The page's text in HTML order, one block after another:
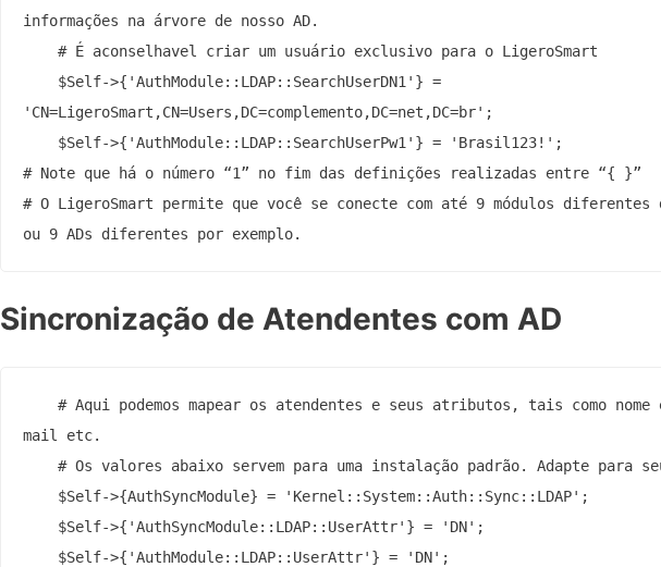
informações na árvore de nosso AD.
# É aconselhavel criar um usuário exclusivo para o LigeroSmart
$Self->{'AuthModule::LDAP::SearchUserDN1'} =
'CN=LigeroSmart,CN=Users,DC=complemento,DC=net,DC=br';
$Self->{'AuthModule::LDAP::SearchUserPw1'} = 'Brasil123!';
# Note que há o número “1” no fim das definições realizadas entre “{ }”
# O LigeroSmart permite que você se conecte com até 9 módulos diferentes
ou 9 ADs diferentes por exemplo.
Sincronização de Atendentes com AD
# Aqui podemos mapear os atendentes e seus atributos, tais como nome
mail etc.
# Os valores abaixo servem para uma instalação padrão. Adapte para
$Self->{AuthSyncModule} = 'Kernel::System::Auth::Sync::LDAP';
$Self->{'AuthSyncModule::LDAP::UserAttr'} = 'DN';
$Self->{'AuthModule::LDAP::UserAttr'} = 'DN';